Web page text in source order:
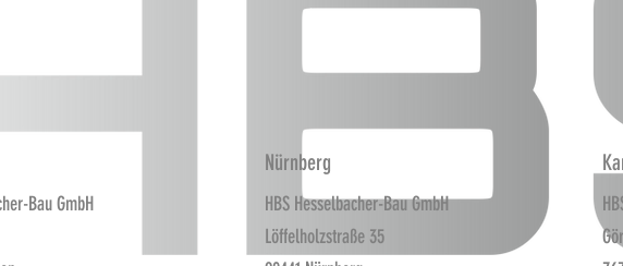
Bau GmbH
Nürnberg
HBS Hesselbacher-Bau GmbH
Löffelholzstraße 35